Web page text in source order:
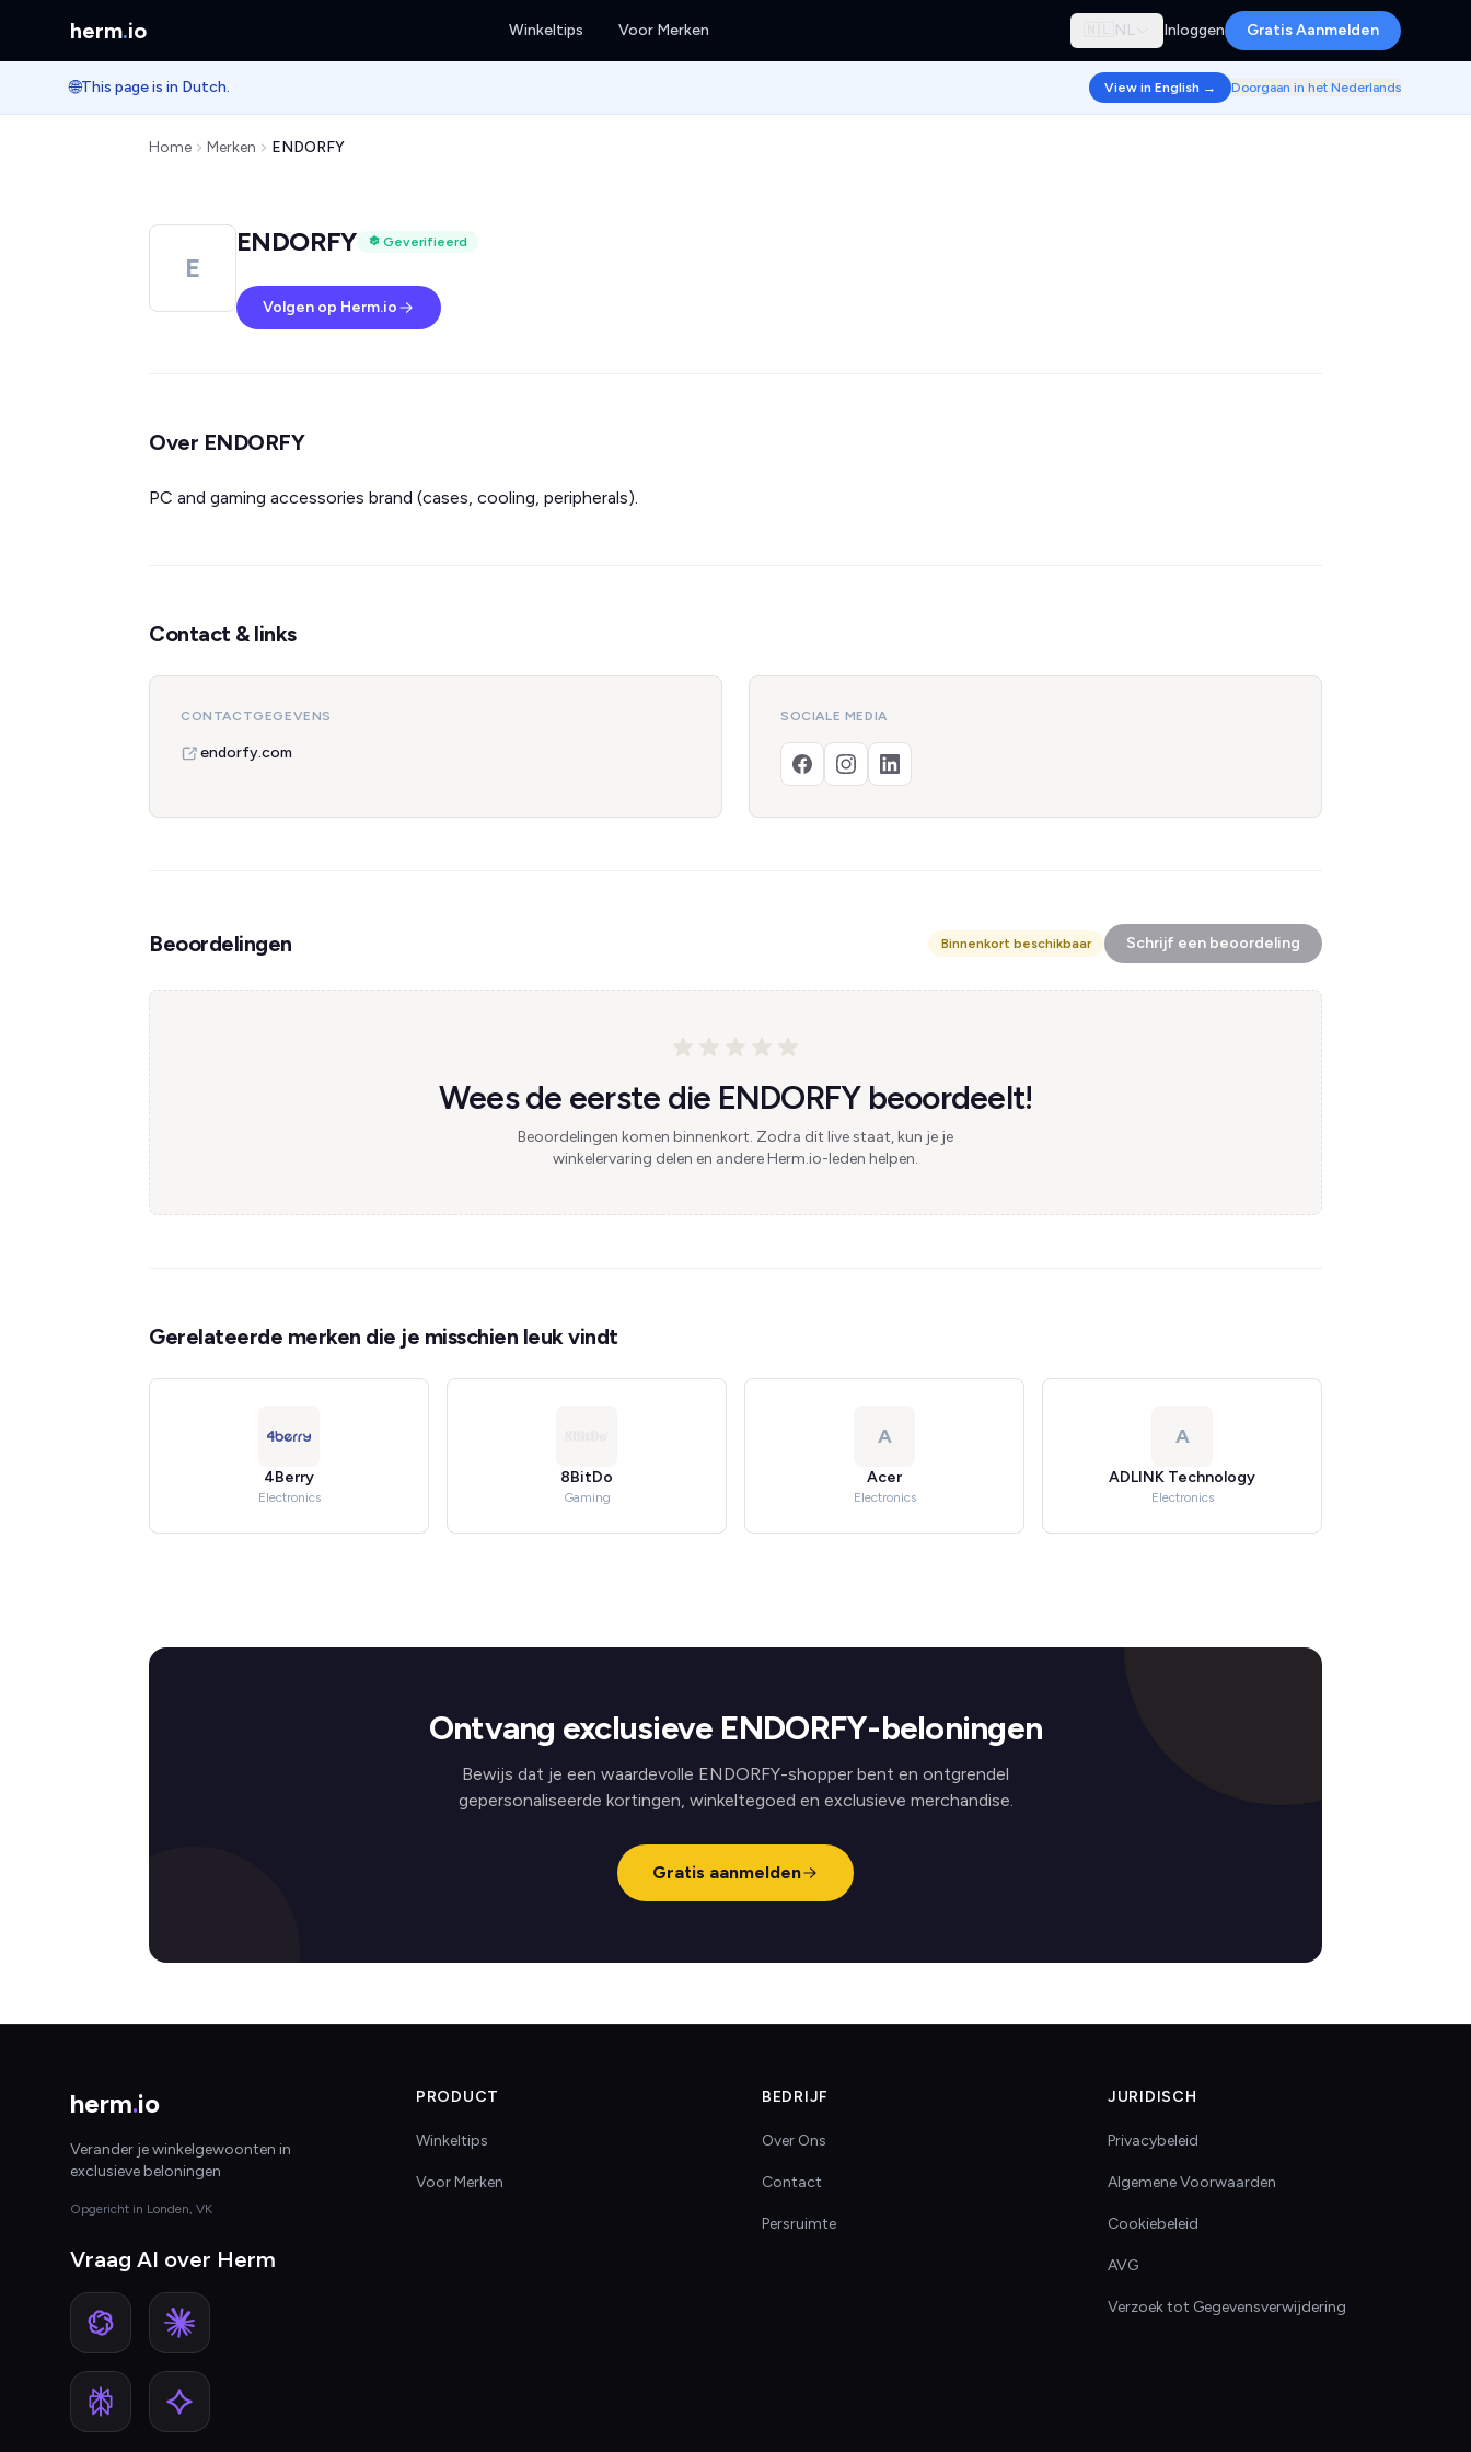
herm.io Winkeltips Voor Merken 🇳🇱 NL Inloggen Gratis Aanmelden
🌐This page is in Dutch. View in English → Doorgaan in het Nederlands
Home Merken ENDORFY
E
ENDORFY Geverifieerd
Volgen op Herm.io
Over ENDORFY
PC and gaming accessories brand (cases, cooling, peripherals).
Contact & links
CONTACTGEGEVENS
endorfy.com
SOCIALE MEDIA
Beoordelingen Binnenkort beschikbaar Schrijf een beoordeling
Wees de eerste die ENDORFY beoordeelt!
Beoordelingen komen binnenkort. Zodra dit live staat, kun je je
winkelervaring delen en andere Herm.io-leden helpen.
Gerelateerde merken die je misschien leuk vindt
4Berry
Electronics
8BitDo
Gaming
A
Acer
Electronics
A
ADLINK Technology
Electronics
Ontvang exclusieve ENDORFY-beloningen
Bewijs dat je een waardevolle ENDORFY-shopper bent en ontgrendel
gepersonaliseerde kortingen, winkeltegoed en exclusieve merchandise.
Gratis aanmelden
herm.io
Verander je winkelgewoonten in
exclusieve beloningen
Opgericht in Londen, VK
Vraag AI over Herm
PRODUCT
Winkeltips
Voor Merken
BEDRIJF
Over Ons
Contact
Persruimte
JURIDISCH
Privacybeleid
Algemene Voorwaarden
Cookiebeleid
AVG
Verzoek tot Gegevensverwijdering